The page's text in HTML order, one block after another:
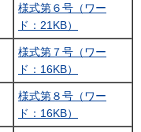
様式第６号（ワー
ド：21KB）
様式第７号（ワー
ド：16KB）
様式第８号（ワー
ド：16KB）